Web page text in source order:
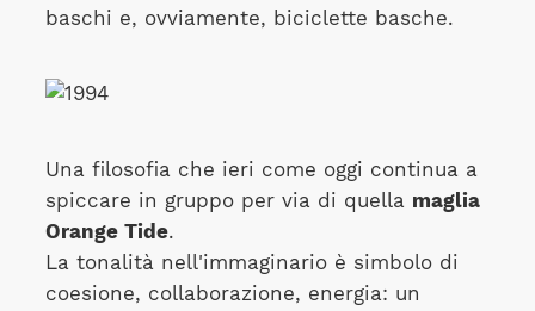
baschi e, ovviamente, biciclette basche.
Una filosofia che ieri come oggi continua a
spiccare in gruppo per via di quella maglia
Orange Tide.
La tonalità nell'immaginario è simbolo di
coesione, collaborazione, energia: un